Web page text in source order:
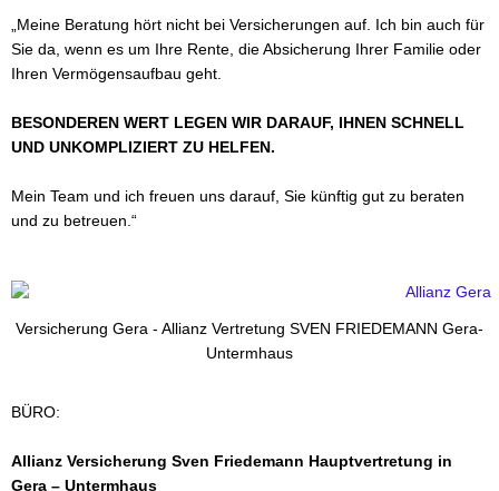
„Meine Beratung hört nicht bei Versicherungen auf. Ich bin auch für
Sie da, wenn es um Ihre Rente, die Absicherung Ihrer Familie oder
Ihren Vermögensaufbau geht.
BESONDEREN WERT LEGEN WIR DARAUF, IHNEN SCHNELL
UND UNKOMPLIZIERT ZU HELFEN.
Mein Team und ich freuen uns darauf, Sie künftig gut zu beraten
und zu betreuen.“
Versicherung Gera - Allianz Vertretung SVEN FRIEDEMANN Gera-
Untermhaus
BÜRO:
Allianz Versicherung Sven Friedemann Hauptvertretung in
Gera – Untermhaus